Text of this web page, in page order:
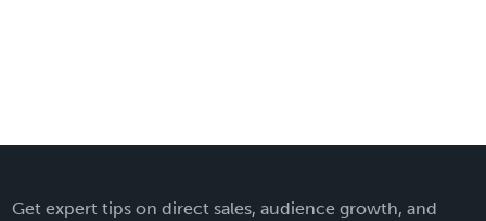
Get expert tips on direct sales, audience growth, and